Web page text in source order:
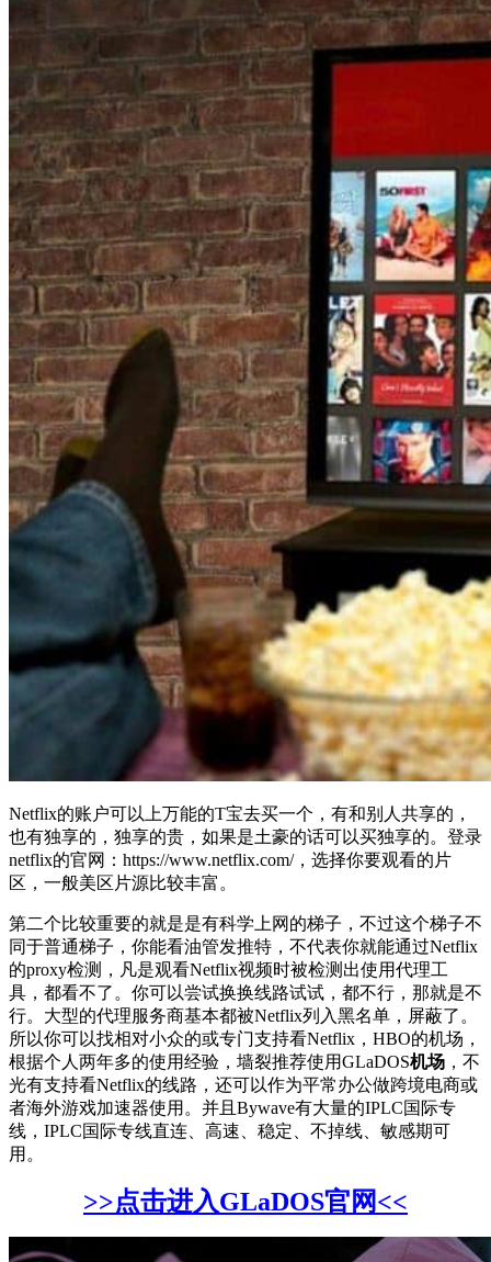
Netflix的账户可以上万能的T宝去买一个，有和别人共享的，
也有独享的，独享的贵，如果是土豪的话可以买独享的。登录
netflix的官网：https://www.netflix.com/，选择你要观看的片
区，一般美区片源比较丰富。
第二个比较重要的就是是有科学上网的梯子，不过这个梯子不
同于普通梯子，你能看油管发推特，不代表你就能通过Netflix
的proxy检测，凡是观看Netflix视频时被检测出使用代理工
具，都看不了。你可以尝试换换线路试试，都不行，那就是不
行。大型的代理服务商基本都被Netflix列入黑名单，屏蔽了。
所以你可以找相对小众的或专门支持看Netflix，HBO的机场，
根据个人两年多的使用经验，墙裂推荐使用GLaDOS机场 ，不
光有支持看Netflix的线路，还可以作为平常办公做跨境电商或
者海外游戏加速器使用。并且Bywave有大量的IPLC国际专
线，IPLC国际专线直连、高速、稳定、不掉线、敏感期可
用。
>>点击进入GLaDOS官网<<